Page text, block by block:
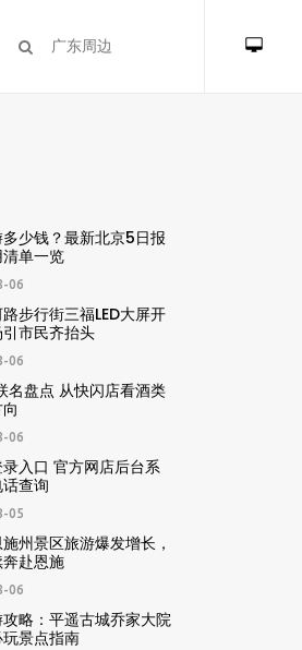
少钱？最新北京5日报
单一览
06
步行街三福LED大屏开
市民齐抬头
06
名盘点 从快闪店看酒类
06
入口 官方网店后台系
查询
05
州景区旅游爆发增长，
赴恩施
06
略：平遥古城乔家大院
景点指南